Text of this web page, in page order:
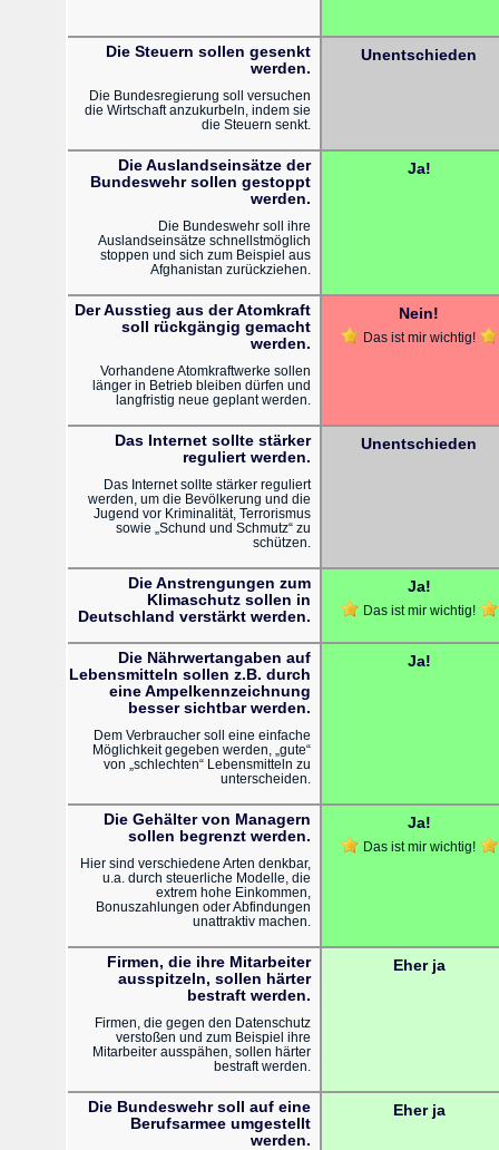
Die Steuern sollen gesenkt
werden.
Die Bundesregierung soll versuchen
die Wirtschaft anzukurbeln, indem sie
die Steuern senkt.
Unentschieden
Die Auslandseinsätze der
Bundeswehr sollen gestoppt
werden.
Die Bundeswehr soll ihre
Auslandseinsätze schnellstmöglich
stoppen und sich zum Beispiel aus
Afghanistan zurückziehen.
Ja!
Der Ausstieg aus der Atomkraft
soll rückgängig gemacht
werden.
Vorhandene Atomkraftwerke sollen
länger in Betrieb bleiben dürfen und
langfristig neue geplant werden.
Nein!
Das ist mir wichtig!
Das Internet sollte stärker
reguliert werden.
Das Internet sollte stärker reguliert
werden, um die Bevölkerung und die
Jugend vor Kriminalität, Terrorismus
sowie „Schund und Schmutz“ zu
schützen.
Unentschieden
Die Anstrengungen zum
Klimaschutz sollen in
Deutschland verstärkt werden.
Ja!
Das ist mir wichtig!
Die Nährwertangaben auf
Lebensmitteln sollen z.B. durch
eine Ampelkennzeichnung
besser sichtbar werden.
Dem Verbraucher soll eine einfache
Möglichkeit gegeben werden, „gute“
von „schlechten“ Lebensmitteln zu
unterscheiden.
Ja!
Die Gehälter von Managern
sollen begrenzt werden.
Hier sind verschiedene Arten denkbar,
u.a. durch steuerliche Modelle, die
extrem hohe Einkommen,
Bonuszahlungen oder Abfindungen
unattraktiv machen.
Ja!
Das ist mir wichtig!
Firmen, die ihre Mitarbeiter
ausspitzeln, sollen härter
bestraft werden.
Firmen, die gegen den Datenschutz
verstoßen und zum Beispiel ihre
Mitarbeiter ausspähen, sollen härter
bestraft werden.
Eher ja
Die Bundeswehr soll auf eine
Berufsarmee umgestellt
werden.
Eher ja